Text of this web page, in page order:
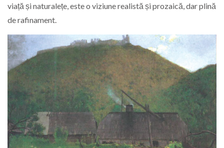
viață și naturalețe, este o viziune realistă și prozaică, dar plină
de rafinament.